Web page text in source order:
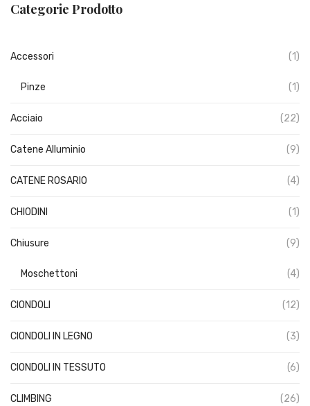
Categorie Prodotto
Accessori (1)
Pinze (1)
Acciaio (22)
Catene Alluminio (9)
CATENE ROSARIO (4)
CHIODINI (1)
Chiusure (9)
Moschettoni (4)
CIONDOLI (12)
CIONDOLI IN LEGNO (3)
CIONDOLI IN TESSUTO (6)
CLIMBING (26)